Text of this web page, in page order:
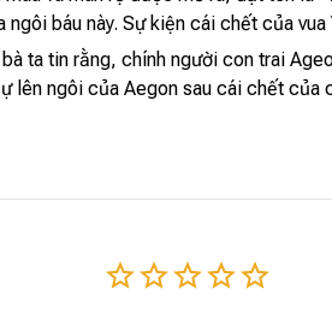
báu này. Sự kiện cái chết của
ta tin rằng, chính người con trai
lên ngôi của Aegon sau cái chết